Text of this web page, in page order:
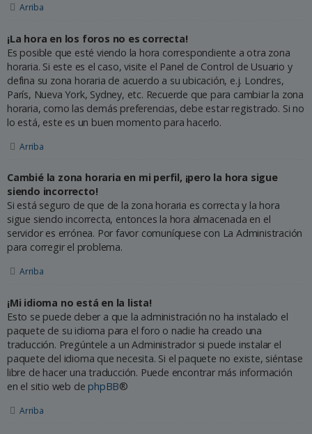
Arriba
¡La hora en los foros no es correcta!
Es posible que esté viendo la hora correspondiente a otra zona
horaria. Si este es el caso, visite el Panel de Control de Usuario y
defina su zona horaria de acuerdo a su ubicación, e.j. Londres,
París, Nueva York, Sydney, etc. Recuerde que para cambiar la zona
horaria, como las demás preferencias, debe estar registrado. Si no
lo está, este es un buen momento para hacerlo.
Arriba
Cambié la zona horaria en mi perfil, ¡pero la hora sigue
siendo incorrecto!
Si está seguro de que de la zona horaria es correcta y la hora
sigue siendo incorrecta, entonces la hora almacenada en el
servidor es errónea. Por favor comuníquese con La Administración
para corregir el problema.
Arriba
¡Mi idioma no está en la lista!
Esto se puede deber a que la administración no ha instalado el
paquete de su idioma para el foro o nadie ha creado una
traducción. Pregúntele a un Administrador si puede instalar el
paquete del idioma que necesita. Si el paquete no existe, siéntase
libre de hacer una traducción. Puede encontrar más información
en el sitio web de phpBB®
Arriba